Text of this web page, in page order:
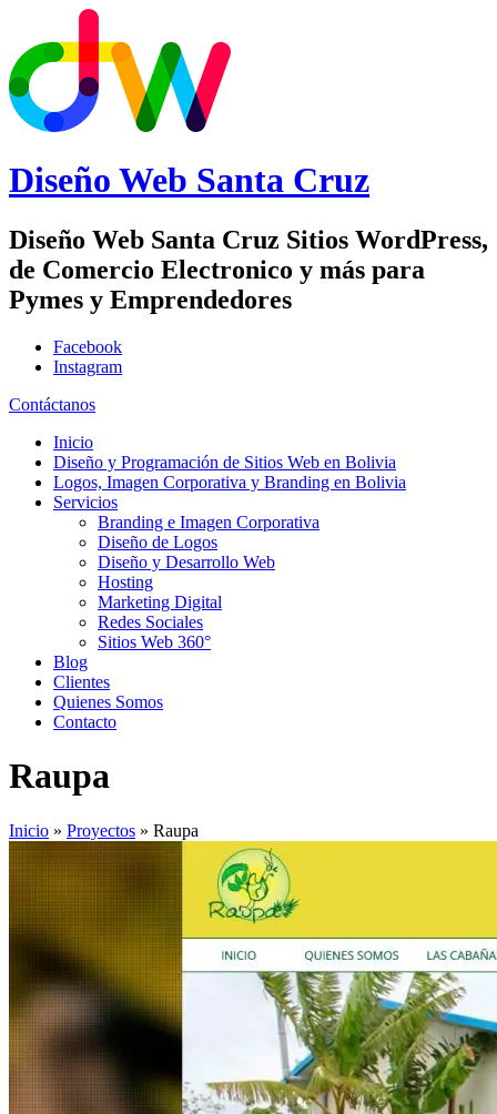
Diseño Web Santa Cruz
Diseño Web Santa Cruz Sitios WordPress,
de Comercio Electronico y más para
Pymes y Emprendedores
Facebook
Instagram
Contáctanos
Inicio
Diseño y Programación de Sitios Web en Bolivia
Logos, Imagen Corporativa y Branding en Bolivia
Servicios
Branding e Imagen Corporativa
Diseño de Logos
Diseño y Desarrollo Web
Hosting
Marketing Digital
Redes Sociales
Sitios Web 360°
Blog
Clientes
Quienes Somos
Contacto
Raupa
Inicio » Proyectos » Raupa